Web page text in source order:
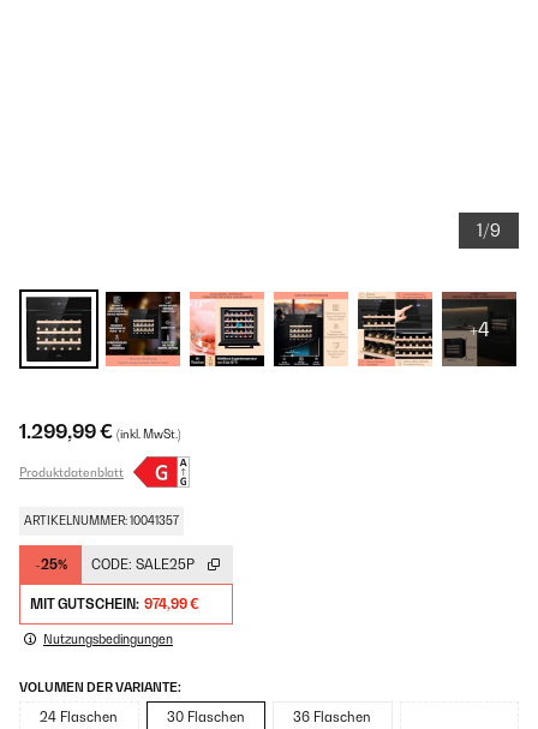
1/9
+4
1.299,99 € (inkl. MwSt.)
Produktdatenblatt
ARTIKELNUMMER: 10041357
-25% CODE: SALE25P
MIT GUTSCHEIN: 974,99 €
Nutzungsbedingungen
VOLUMEN DER VARIANTE:
24 Flaschen 30 Flaschen 36 Flaschen